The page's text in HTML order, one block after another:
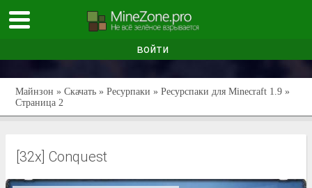
войти
Майнзон » Скачать » Ресурпаки » Ресурспаки для Minecraft 1.9 »
Страница 2
[32x] Conquest